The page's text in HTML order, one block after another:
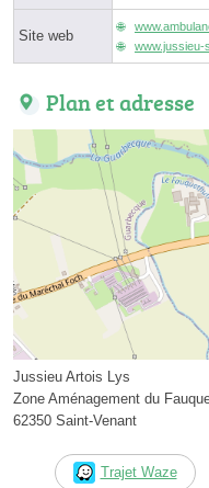
Site web
Plan et adresse
Jussieu Artois Lys
Zone Aménagement du
62350 Saint-Venant
Trajet Waze